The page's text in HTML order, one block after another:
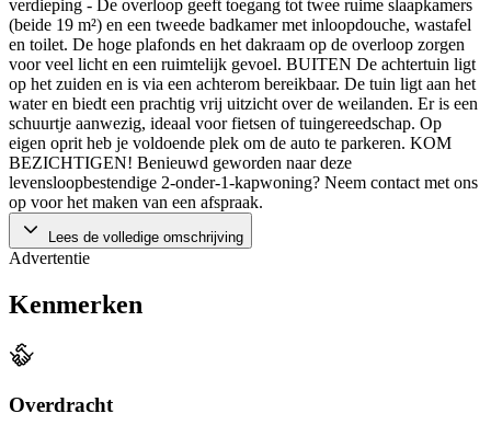
verdieping - De overloop geeft toegang tot twee ruime slaapkamers
(beide 19 m²) en een tweede badkamer met inloopdouche, wastafel
en toilet. De hoge plafonds en het dakraam op de overloop zorgen
voor veel licht en een ruimtelijk gevoel. BUITEN De achtertuin ligt
op het zuiden en is via een achterom bereikbaar. De tuin ligt aan het
water en biedt een prachtig vrij uitzicht over de weilanden. Er is een
schuurtje aanwezig, ideaal voor fietsen of tuingereedschap. Op
eigen oprit heb je voldoende plek om de auto te parkeren. KOM
BEZICHTIGEN! Benieuwd geworden naar deze
levensloopbestendige 2-onder-1-kapwoning? Neem contact met ons
op voor het maken van een afspraak.
Lees de volledige omschrijving
Advertentie
Kenmerken
Overdracht